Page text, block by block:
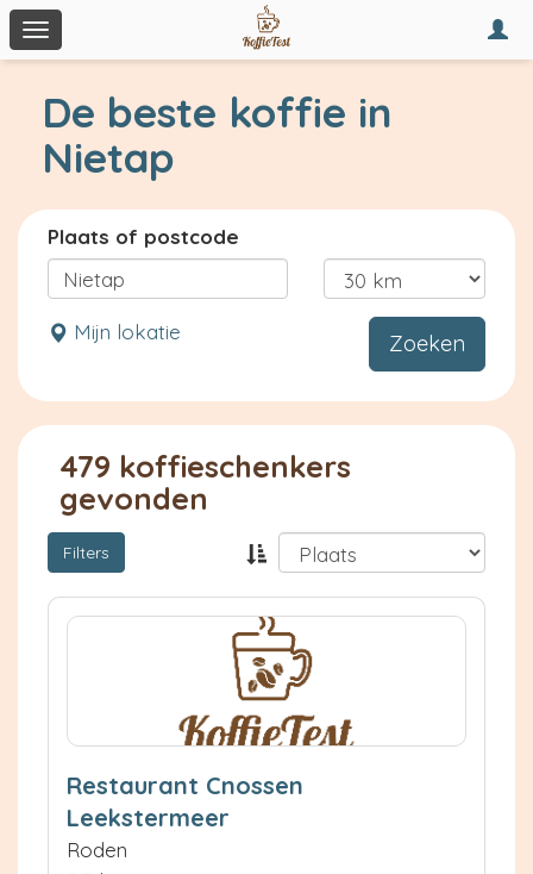
Toggle
navigation
De beste koffie in
Nietap
Plaats of postcode
Mijn lokatie Zoeken
479 koffieschenkers
gevonden
Filters
Restaurant Cnossen
Leekstermeer
Roden